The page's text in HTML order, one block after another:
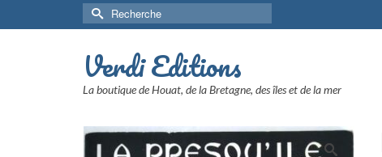
Rechercher :
Verdi Editions
La boutique de Houat, de la Bretagne, des îles et de la mer